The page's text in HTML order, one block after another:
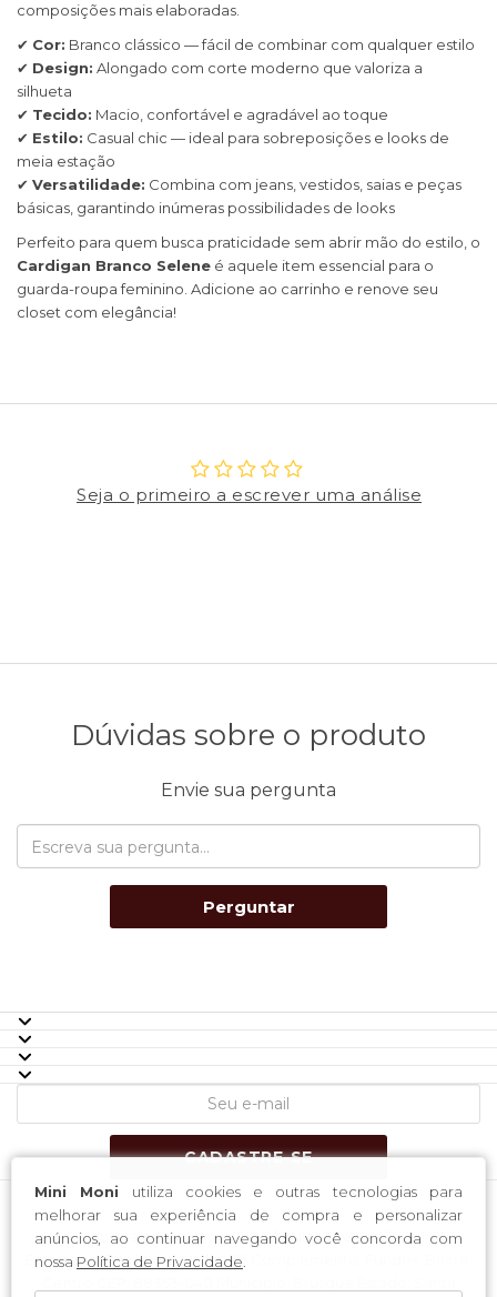
Mini Moni utiliza cookies e outras tecnologias para
melhorar sua experiência de compra e personalizar
anúncios, ao continuar navegando você concorda com
nossa Política de Privacidade
composições mais elaboradas.
✔ Cor: Branco clássico — fácil de combinar com qualquer estilo
✔ Design: Alongado com corte moderno que valoriza a
silhueta
✔ Tecido: Macio, confortável e agradável ao toque
✔ Estilo: Casual chic — ideal para sobreposições e looks de
meia estação
✔ Versatilidade: Combina com jeans, vestidos, saias e peças
básicas, garantindo inúmeras possibilidades de looks
Perfeito para quem busca praticidade sem abrir mão do estilo, o
Cardigan Branco Selene é aquele item essencial para o
guarda-roupa feminino. Adicione ao carrinho e renove seu
closet com elegância!
Seja o primeiro a escrever uma análise
Dúvidas sobre o produto
Envie sua pergunta
Perguntar
CADASTRE-SE
H-4 Industria e Comercio LTDA / CNPJ: 11.169.447/0001-05
Endereço: Rua Lauro Muller, 59 Complemento: Fundos; Bairro: